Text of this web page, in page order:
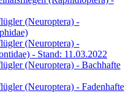
(Neuroptera) -
(Neuroptera) -
- Stand: 11.03.2022
(Neuroptera) - Bachhafte
(Neuroptera) - Fadenhafte